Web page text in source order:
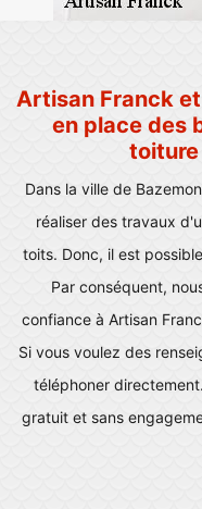
Artisan Franck
en place des
toiture
Dans la ville de
réaliser des travaux
toits. Donc, il est
Par conséquent,
confiance à Artisan
Si vous voulez des
téléphoner
gratuit et sans